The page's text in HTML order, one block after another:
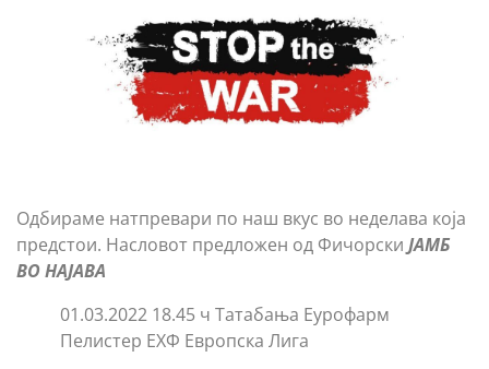
Одбираме натпревари по наш вкус во неделава која
предстои. Насловот предложен од ФичорскиЈАМБ
ВО НАЈАВА
01.03.2022 18.45 ч Татабања Еурофарм
Пелистер ЕХФ Европска Лига